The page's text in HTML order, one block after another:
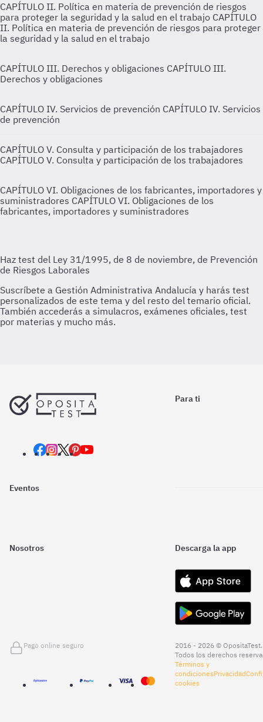
CAPÍTULO II. Política en materia de prevención de riesgos
para proteger la seguridad y la salud en el trabajo CAPÍTULO
II. Política en materia de prevención de riesgos para proteger
la seguridad y la salud en el trabajo
CAPÍTULO III. Derechos y obligaciones CAPÍTULO III.
Derechos y obligaciones
CAPÍTULO IV. Servicios de prevención CAPÍTULO IV. Servicios
de prevención
CAPÍTULO V. Consulta y participación de los trabajadores
CAPÍTULO V. Consulta y participación de los trabajadores
CAPÍTULO VI. Obligaciones de los fabricantes, importadores y
suministradores CAPÍTULO VI. Obligaciones de los
fabricantes, importadores y suministradores
Para ti
Eventos
Nosotros Descarga la app
Pago online seguro
2016 - 2026 © OpositaTest.
Todos los derechos
Términos y
condicionesPrivacidad
cookies